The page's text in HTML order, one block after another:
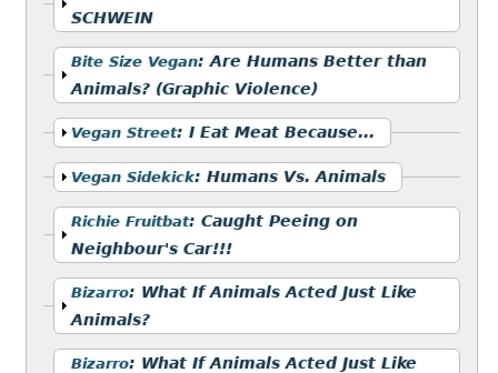
SCHWEIN
Anzeigen
Bite Size Vegan:Are Humans Better than
Animals? (Graphic Violence)
Anzeigen
Vegan Street:I Eat Meat Because...
Anzeigen
Vegan Sidekick:Humans Vs. Animals
Anzeigen
Richie Fruitbat:Caught Peeing on
Neighbour's Car!!!
Anzeigen
Bizarro: What If Animals Acted Just Like
Animals?
Anzeigen
Bizarro: What If Animals Acted Just Like